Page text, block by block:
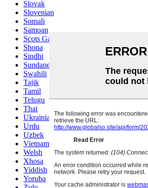
Slovak
Slovenian
Somali
Samoan
Scots Gaelic
Shona
Sindhi
Sundanese
Swahili
Tajik
Tamil
Telugu
Thai
Ukrainian
Urdu
Uzbek
Vietnamese
Welsh
Xhosa
Yiddish
Yoruba